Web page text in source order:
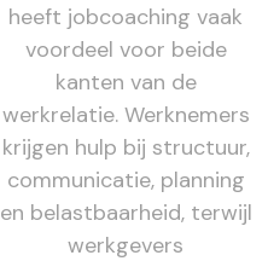
heeft jobcoaching vaak
voordeel voor beide
kanten van de
werkrelatie. Werknemers
krijgen hulp bij structuur,
communicatie, planning
en belastbaarheid, terwijl
werkgevers